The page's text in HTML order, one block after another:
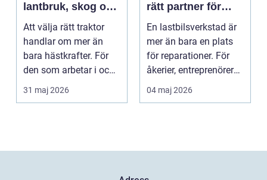
lantbruk, skog och
gårdsarbete
Att välja rätt traktor
handlar om mer än
bara hästkrafter. För
den som arbetar i och
runt Sundsvall ...
31 maj 2026
rätt partner för
tunga fordon
En lastbilsverkstad är
mer än bara en plats
för reparationer. För
åkerier, entreprenörer
och företag...
04 maj 2026